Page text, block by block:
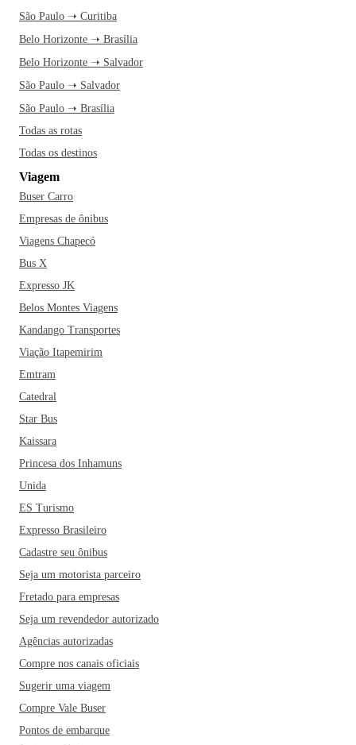
São Paulo ➝ Curitiba
Belo Horizonte ➝ Brasília
Belo Horizonte ➝ Salvador
São Paulo ➝ Salvador
São Paulo ➝ Brasília
Todas as rotas
Todas os destinos
Viagem
Buser Carro
Empresas de ônibus
Viagens Chapecó
Bus X
Expresso JK
Belos Montes Viagens
Kandango Transportes
Viação Itapemirim
Emtram
Catedral
Star Bus
Kaissara
Princesa dos Inhamuns
Unida
ES Turismo
Expresso Brasileiro
Cadastre seu ônibus
Seja um motorista parceiro
Fretado para empresas
Seja um revendedor autorizado
Agências autorizadas
Compre nos canais oficiais
Sugerir uma viagem
Compre Vale Buser
Pontos de embarque